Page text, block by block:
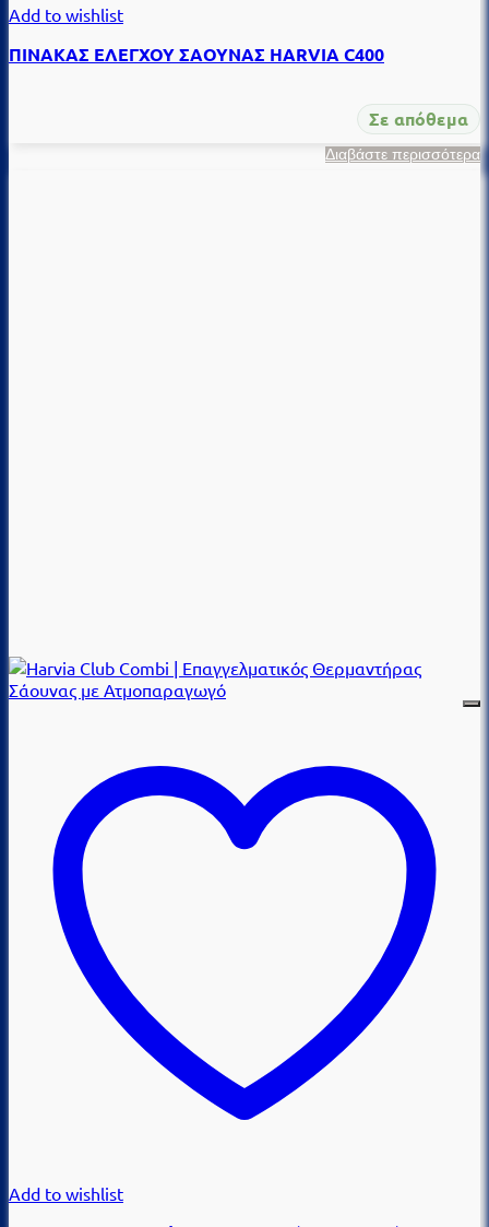
Add to wishlist
ΠΙΝΑΚΑΣ ΕΛΕΓΧΟΥ ΣΑΟΥΝΑΣ HARVIA C400
Σε απόθεμα
Διαβάστε περισσότερα
Add to wishlist